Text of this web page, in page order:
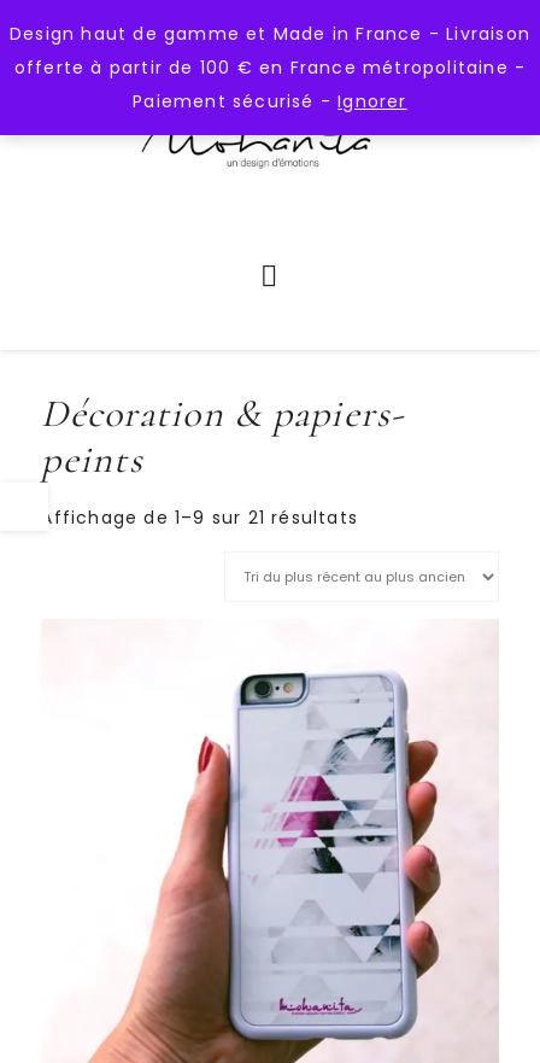
Décoration & papiers-
peints
Affichage de 1–9 sur 21 résultats
Design haut de gamme et Made in France - Livraison
offerte à partir de 100 € en France métropolitaine -
Paiement sécurisé -Ignorer